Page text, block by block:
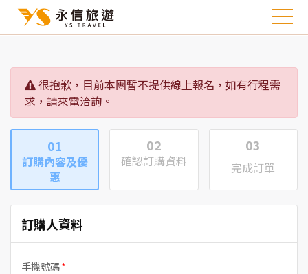
很抱歉，目前本團暫不提供線上報名，如有行程需
求，請來電洽詢。
01
訂購內容及優
惠
02
確認訂購資料
03
完成訂單
訂購人資料
手機號碼